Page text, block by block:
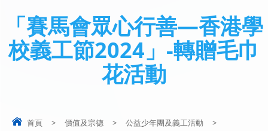
「賽馬會眾心行善—香港學
校義工節2024」-轉贈毛巾
花活動
首頁 > 價值及宗德 > 公益少年團及義工活動
>